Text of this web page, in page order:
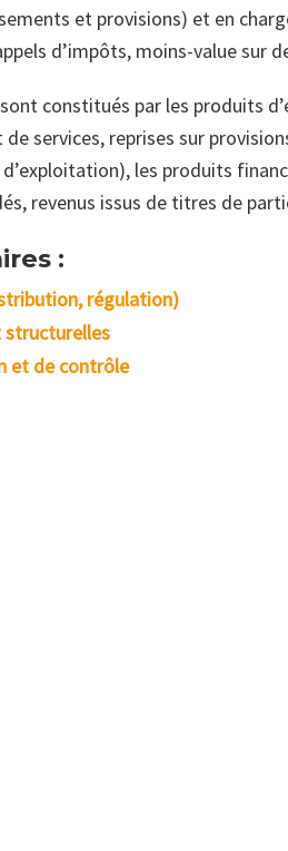
et provisions) et en
d’impôts, moins-value sur
sont constitués par les produits
services, reprises sur
les produits
revenus issus de titres de
:
régulation)
structurelles
et de contrôle